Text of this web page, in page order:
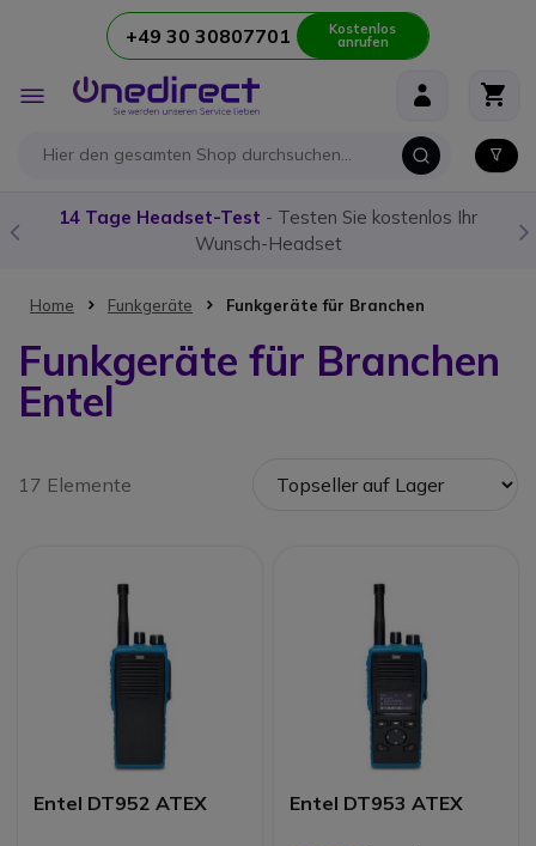
Zum Inhalt springen+49 30 30807701 Kostenlos
anrufen
Navigation
umschalten
14 Tage Headset-Test - Testen Sie kostenlos Ihr
Wunsch-Headset
Home Funkgeräte Funkgeräte für Branchen
Funkgeräte für Branchen
Entel
17 Elemente
Entel DT952 ATEX Entel DT953 ATEX